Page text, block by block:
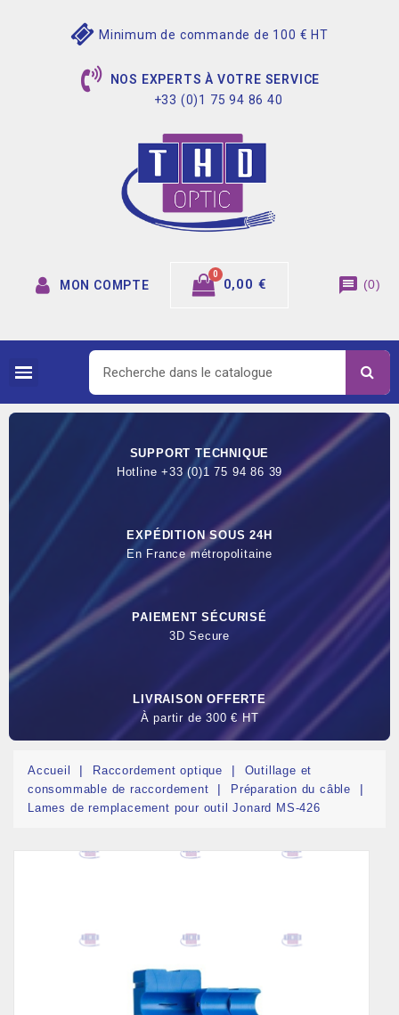
Minimum de commande de 100 € HT
NOS EXPERTS À VOTRE SERVICE
+33 (0)1 75 94 86 40
MON COMPTE 0,00 € message (0)
SUPPORT TECHNIQUE
Hotline +33 (0)1 75 94 86 39
EXPÉDITION SOUS 24H
En France métropolitaine
PAIEMENT SÉCURISÉ
3D Secure
LIVRAISON OFFERTE
À partir de 300 € HT
Accueil Raccordement optique
Outillage et
consommable de raccordement
Préparation du câble
Lames de remplacement pour outil Jonard MS-426